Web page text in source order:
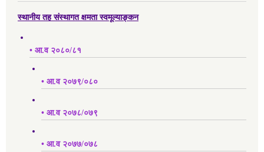
स्थानीय तह संस्थागत क्षमता स्वमूल्याङ्कन
• आ.व २०८०/८१
• आ.व २०७९/०८०
• आ.व २०७८/०७९
• आ.व २०७७/०७८